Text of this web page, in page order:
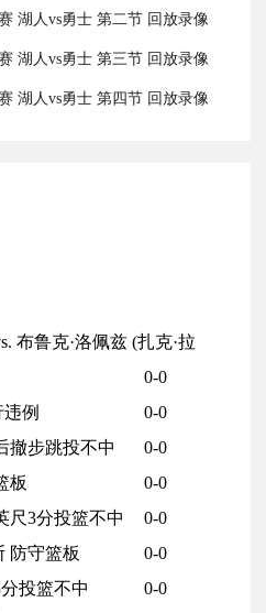
湖人vs勇士 第二节 回放录像
湖人vs勇士 第三节 回放录像
湖人vs勇士 第四节 回放录像
布鲁克·洛佩兹 (扎克·拉
0-0
例
0-0
撤步跳投不中
0-0
板
0-0
尺3分投篮不中
0-0
防守篮板
0-0
投篮不中
0-0